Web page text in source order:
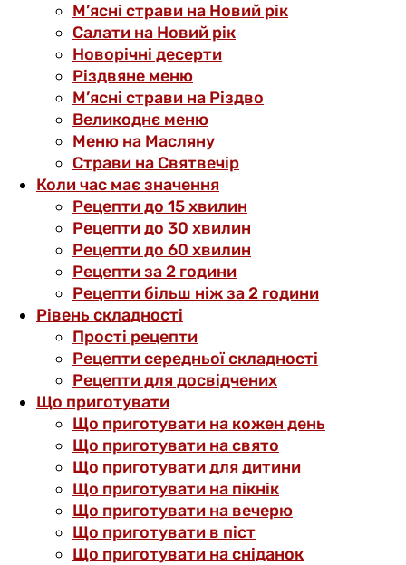
М’ясні страви на Новий рік
Салати на Новий рік
Новорічні десерти
Різдвяне меню
М’ясні страви на Різдво
Великоднє меню
Меню на Масляну
Страви на Святвечір
Коли час має значення
Рецепти до 15 хвилин
Рецепти до 30 хвилин
Рецепти до 60 хвилин
Рецепти за 2 години
Рецепти більш ніж за 2 години
Рівень складності
Прості рецепти
Рецепти середньої складності
Рецепти для досвідчених
Що приготувати
Що приготувати на кожен день
Що приготувати на свято
Що приготувати для дитини
Що приготувати на пікнік
Що приготувати на вечерю
Що приготувати в піст
Що приготувати на сніданок